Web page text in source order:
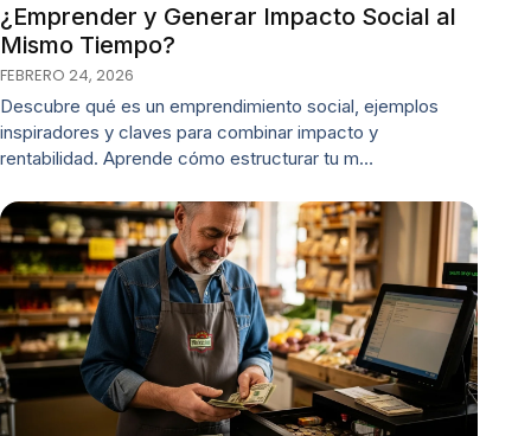
¿Emprender y Generar Impacto Social al
Mismo Tiempo?
FEBRERO 24, 2026
Descubre qué es un emprendimiento social, ejemplos
inspiradores y claves para combinar impacto y
rentabilidad. Aprende cómo estructurar tu m…